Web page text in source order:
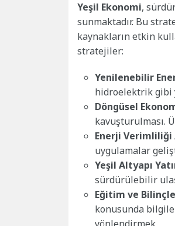
Yeşil Ekonomi,
sunmaktadır. Bu
kaynakların etkin
stratejiler:
Yenilenebilir
hidroelektrik gibi
Döngüsel
kavuşturulması.
Enerji Verimliliği
uygulamalar
Yeşil Altyapı
sürdürülebilir
Eğitim ve
konusunda